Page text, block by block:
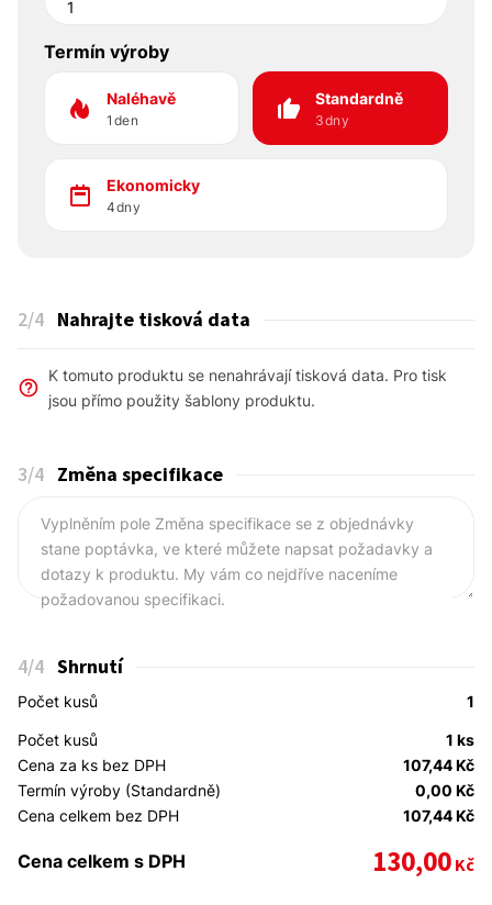
Termín výroby
Naléhavě
1den
Standardně
3dny
Ekonomicky
4dny
2/4 Nahrajte tisková data
K tomuto produktu se nenahrávají tisková data. Pro tisk
jsou přímo použity šablony produktu.
3/4 Změna specifikace
Vyplněním pole Změna specifikace se z objednávky
stane poptávka, ve které můžete napsat požadavky a
dotazy k produktu. My vám co nejdříve naceníme
požadovanou specifikaci.
4/4 Shrnutí
Počet kusů 1
Počet kusů
1 ks
Cena za ks bez DPH
107,44 Kč
Termín výroby (Standardně)
0,00 Kč
Cena celkem bez DPH
107,44 Kč
Cena celkem s DPH 130,00 Kč